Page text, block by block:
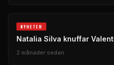
NYHETER
Natalia Silva knuffar
2 månader sedan